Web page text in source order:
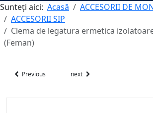
Sunteți aici: Acasă
ACCESORII DE
ACCESORII SIP
Clema de legatura ermetica
(Feman)
Previous next